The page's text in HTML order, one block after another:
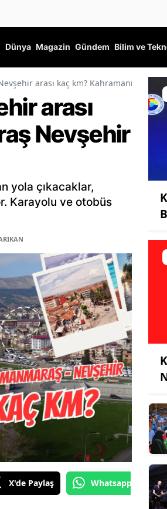
Dünya Magazin Gündem Bilim ve
arası kaç km? Kahramanmaraş
arası
Nevşehir
yola çıkacaklar,
Karayolu ve otobüs
X'de Paylaş Whatsapp'tan